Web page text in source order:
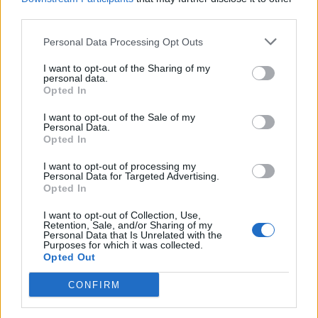
Personal Data Processing Opt Outs
I want to opt-out of the Sharing of my
personal data.
Opted In
I want to opt-out of the Sale of my
Personal Data.
Opted In
I want to opt-out of processing my
Personal Data for Targeted Advertising.
Opted In
I want to opt-out of Collection, Use,
Retention, Sale, and/or Sharing of my
Personal Data that Is Unrelated with the
Purposes for which it was collected.
Opted Out
CONFIRM
Alexander Stubb ja Aleksander
Barkov juhlivat Eppu Normaalia –
yksityiskohta herätti huomiota
2
UUTISET